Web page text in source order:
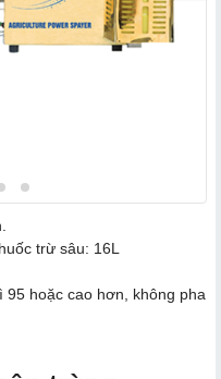
trừ sâu: 16L
hoặc cao hơn, không pha